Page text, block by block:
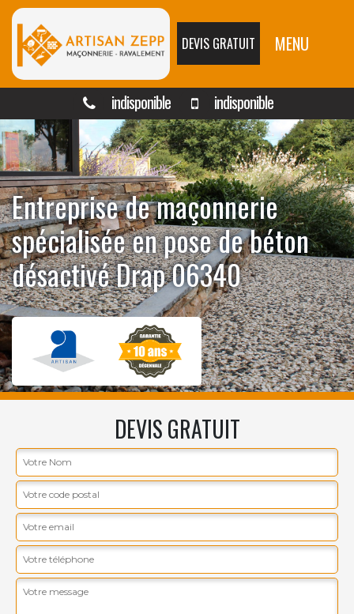
DEVIS GRATUIT MENU
indisponible indisponible
Entreprise de maçonnerie
spécialisée en pose de béton
désactivé Drap 06340
DEVIS GRATUIT